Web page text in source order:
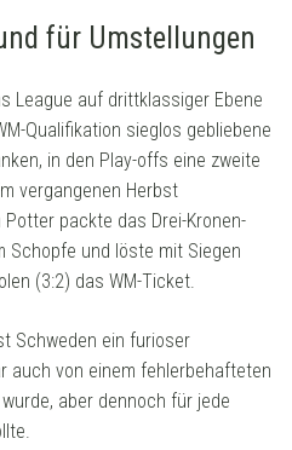
für Umstellungen
League auf drittklassiger Ebene
Qualifikation sieglos gebliebene
in den Play-offs eine zweite
vergangenen Herbst
packte das Drei-Kronen-
Schopfe und löste mit Siegen
(3:2) das WM-Ticket.
Schweden ein furioser
auch von einem fehlerbehafteten
aber dennoch für jede